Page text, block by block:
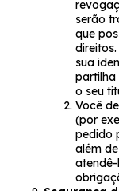
serão
que
sua
partilha
o seu
Você
(por
pedido
além